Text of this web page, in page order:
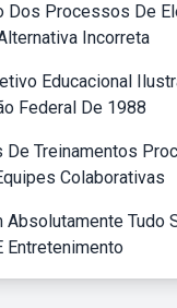
Dos Processos De
Incorreta
Educacional
Federal De 1988
De Treinamentos
Colaborativas
Absolutamente Tudo
Entretenimento